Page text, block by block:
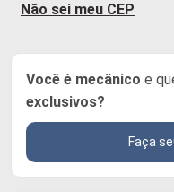
Não sei meu CEP
Você é mecânico e
exclusivos?
Faça